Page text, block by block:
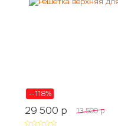
--118%
29 500 p 13 500 p